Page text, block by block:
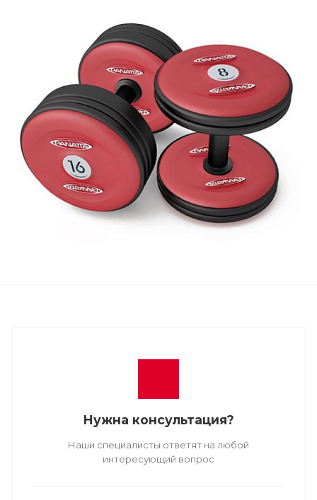
Нужна консультация?
Наши специалисты ответят на любой
интересующий вопрос